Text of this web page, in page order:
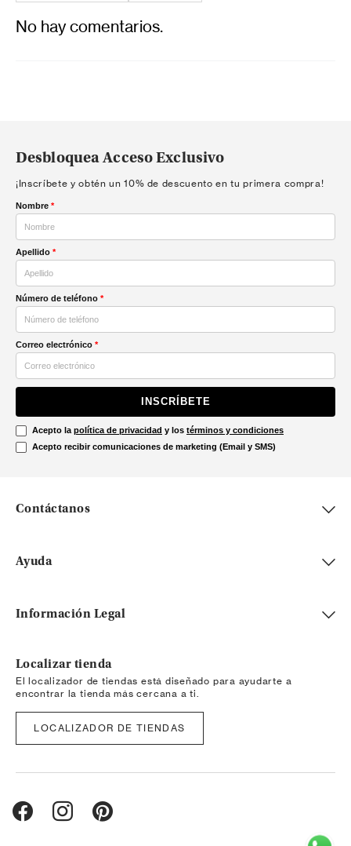
No hay comentarios.
Desbloquea Acceso Exclusivo
¡Inscríbete y obtén un 10% de descuento en tu primera compra!
Nombre *
Apellido *
Número de teléfono *
Correo electrónico *
INSCRÍBETE
Acepto la política de privacidad y los términos y condiciones
Acepto recibir comunicaciones de marketing (Email y SMS)
Contáctanos
Ayuda
Información Legal
Localizar tienda
El localizador de tiendas está diseñado para ayudarte a
encontrar la tienda más cercana a ti.
LOCALIZADOR DE TIENDAS